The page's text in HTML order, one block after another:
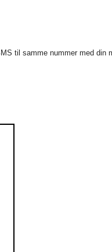
til samme nummer med din